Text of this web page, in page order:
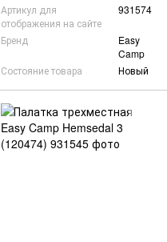
Артикул для
отображения на сайте
931574
Бренд
Easy
Camp
Состояние товара
Новый